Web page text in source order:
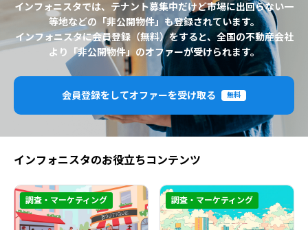
インフォニスタでは、テナント募集中だけど市場に出回らない一
等地などの「非公開物件」も登録されています。
インフォニスタに会員登録（無料）をすると、全国の不動産会社
より「非公開物件」のオファーが受けられます。
会員登録をしてオファーを受け取る 無料
インフォニスタのお役立ちコンテンツ
調査・マーケティング 調査・マーケティング